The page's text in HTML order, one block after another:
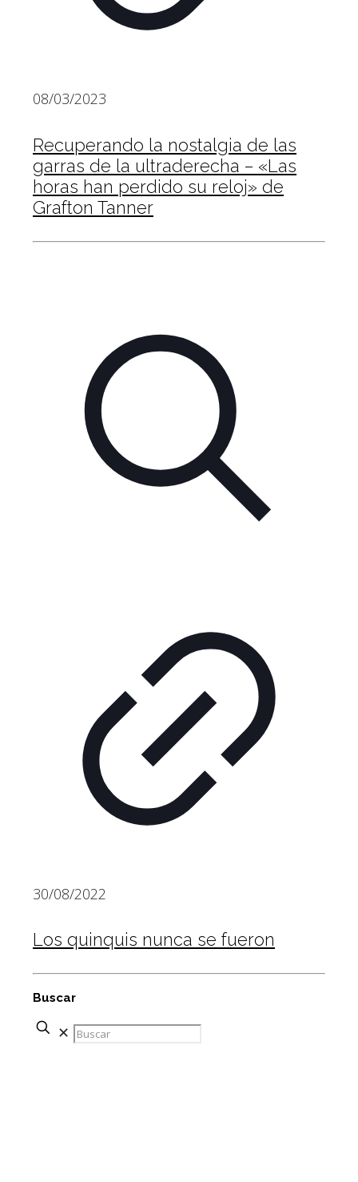
08/03/2023
Recuperando la nostalgia de las
garras de la ultraderecha – «Las
horas han perdido su reloj» de
Grafton Tanner
30/08/2022
Los quinquis nunca se fueron
Buscar
✕